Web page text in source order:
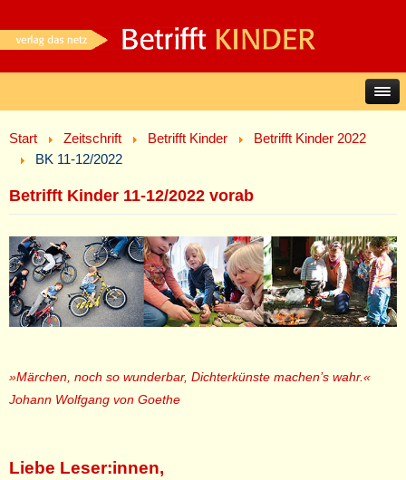
Start Zeitschrift Betrifft Kinder
Betrifft Kinder 2022
BK 11-12/2022
Betrifft Kinder 11-12/2022 vorab
»Märchen, noch so wunderbar, Dichterkünste machen’s wahr.«
Johann Wolfgang von Goethe
Liebe Leser:innen,